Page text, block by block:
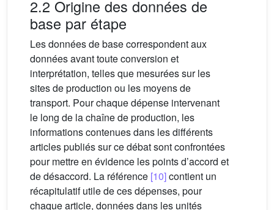
2.2 Origine des données de
base par étape
Les données de base correspondent aux
données avant toute conversion et
interprétation, telles que mesurées sur les
sites de production ou les moyens de
transport. Pour chaque dépense intervenant
le long de la chaîne de production, les
informations contenues dans les différents
articles publiés sur ce débat sont confrontées
pour mettre en évidence les points d’accord et
de désaccord. La référence [10]contient un
récapitulatif utile de ces dépenses, pour
chaque article, données dans les unités